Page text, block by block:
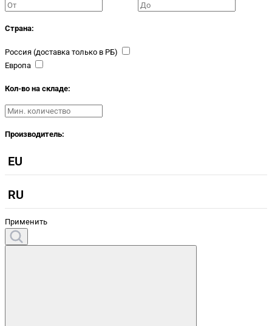
Страна:
Россия (доставка только в РБ)
Европа
Кол-во на складе:
Производитель:
EU
RU
Применить